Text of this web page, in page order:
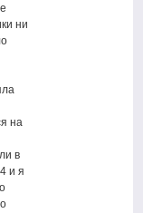
ни
на
в
и я